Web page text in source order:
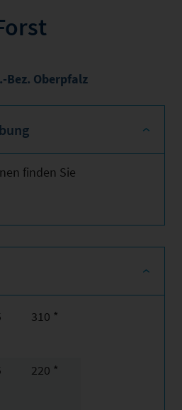
Bez. Oberpfalz
finden Sie
310 *
220 *